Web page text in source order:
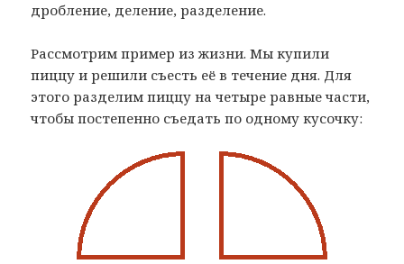
дробление, деление, разделение.
Рассмотрим пример из жизни. Мы купили
пиццу и решили съесть её в течение дня. Для
этого разделим пиццу на четыре равные части,
чтобы постепенно съедать по одному кусочку: